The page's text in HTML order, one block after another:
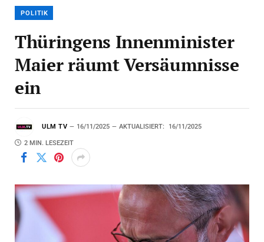
POLITIK
Thüringens Innenminister
Maier räumt Versäumnisse
ein
ULM TV 16/11/2025 AKTUALISIERT: 16/11/2025
2 MIN. LESEZEIT